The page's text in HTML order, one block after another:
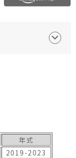
年式
2019-2023